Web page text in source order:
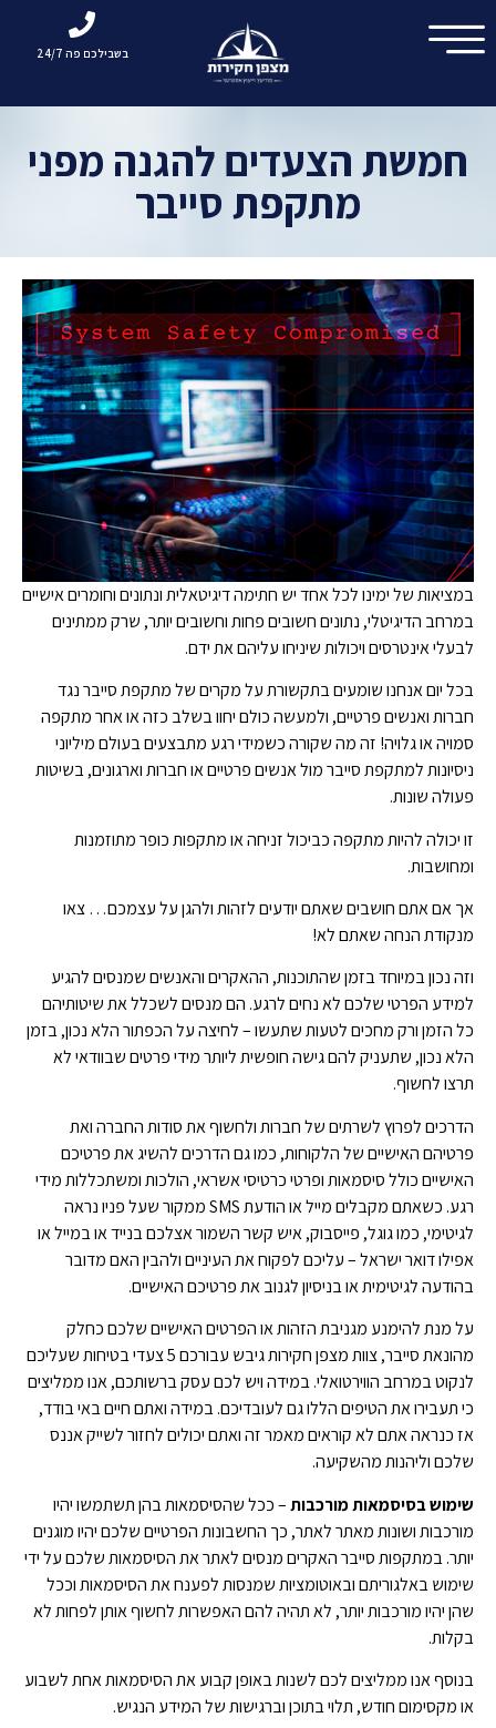
בשבילכם פה 24/7
חמשת הצעדים להגנה מפני
מתקפת סייבר
במציאות של ימינו לכל אחד יש חתימה דיגיטאלית ונתונים וחומרים אישיים
במרחב הדיגיטלי, נתונים חשובים פחות וחשובים יותר, שרק ממתינים
לבעלי אינטרסים ויכולות שיניחו עליהם את ידם.
בכל יום אנחנו שומעים בתקשורת על מקרים של מתקפת סייבר נגד
חברות ואנשים פרטיים, ולמעשה כולם יחוו בשלב כזה או אחר מתקפה
סמויה או גלויה! זה מה שקורה כשמידי רגע מתבצעים בעולם מיליוני
ניסיונות למתקפת סייבר מול אנשים פרטיים או חברות וארגונים, בשיטות
פעולה שונות.
זו יכולה להיות מתקפה כביכול זניחה או מתקפות כופר מתוזמנות
ומחושבות.
אך אם אתם חושבים שאתם יודעים לזהות ולהגן על עצמכם… צאו
מנקודת הנחה שאתם לא!
וזה נכון במיוחד בזמן שהתוכנות, ההאקרים והאנשים שמנסים להגיע
למידע הפרטי שלכם לא נחים לרגע. הם מנסים לשכלל את שיטותיהם
כל הזמן ורק מחכים לטעות שתעשו – לחיצה על הכפתור הלא נכון, בזמן
הלא נכון, שתעניק להם גישה חופשית ליותר מידי פרטים שבוודאי לא
תרצו לחשוף.
הדרכים לפרוץ לשרתים של חברות ולחשוף את סודות החברה ואת
פרטיהם האישיים של הלקוחות, כמו גם הדרכים להשיג את פרטיכם
האישיים כולל סיסמאות ופרטי כרטיסי אשראי, הולכות ומשתכללות מידי
רגע. כשאתם מקבלים מייל או הודעת SMS ממקור שעל פניו נראה
לגיטימי, כמו גוגל, פייסבוק, איש קשר השמור אצלכם בנייד או במייל או
אפילו דואר ישראל – עליכם לפקוח את העיניים ולהבין האם מדובר
בהודעה לגיטימית או בניסיון לגנוב את פרטיכם האישיים.
על מנת להימנע מגניבת הזהות או הפרטים האישיים שלכם כחלק
מהונאת סייבר, צוות מצפן חקירות גיבש עבורכם 5 צעדי בטיחות שעליכם
לנקוט במרחב הווירטואלי. במידה ויש לכם עסק ברשותכם, אנו ממליצים
כי תעבירו את הטיפים הללו גם לעובדיכם. במידה ואתם חיים באי בודד,
אז כנראה אתם לא קוראים מאמר זה ואתם יכולים לחזור לשייק אננס
שלכם וליהנות מהשקיעה.
שימוש בסיסמאות מורכבות– ככל שהסיסמאות בהן תשתמשו יהיו
מורכבות ושונות מאתר לאתר, כך החשבונות הפרטיים שלכם יהיו מוגנים
יותר. במתקפות סייבר האקרים מנסים לאתר את הסיסמאות שלכם על ידי
שימוש באלגוריתם ובאוטומציות שמנסות לפענח את הסיסמאות וככל
שהן יהיו מורכבות יותר, לא תהיה להם האפשרות לחשוף אותן לפחות לא
בקלות.
בנוסף אנו ממליצים לכם לשנות באופן קבוע את הסיסמאות אחת לשבוע
או מקסימום חודש, תלוי בתוכן וברגישות של המידע הנגיש.